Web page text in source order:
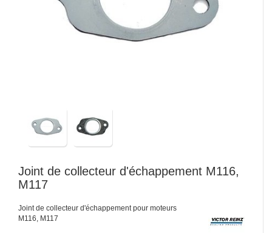
Joint de collecteur d'échappement M116,
M117
Joint de collecteur d'échappement pour moteurs
M116, M117